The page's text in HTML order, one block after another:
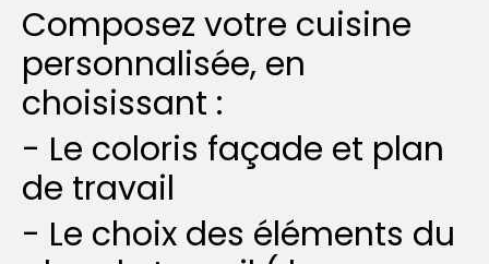
Composez votre cuisine
personnalisée, en
choisissant :
- Le coloris façade et plan
de travail
- Le choix des éléments du